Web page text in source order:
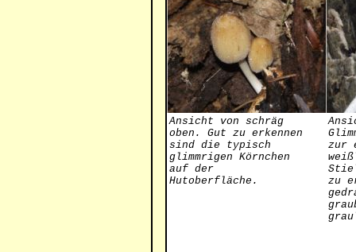
Ansicht von schräg
oben. Gut zu erkennen
sind die typisch
glimmrigen Körnchen
auf der
Hutoberfläche.
zur
zu